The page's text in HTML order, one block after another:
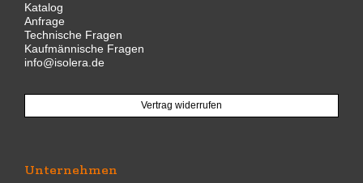
Katalog
Anfrage
Technische Fragen
Kaufmännische Fragen
info@isolera.de
Vertrag widerrufen
Unternehmen